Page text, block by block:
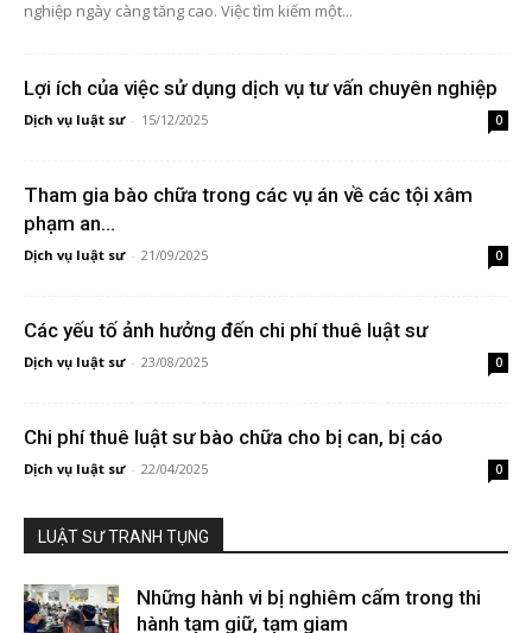
nghiệp ngày càng tăng cao. Việc tìm kiếm một...
Lợi ích của việc sử dụng dịch vụ tư vấn chuyên nghiệp
Dịch vụ luật sư - 15/12/2025 0
Tham gia bào chữa trong các vụ án về các tội xâm
phạm an...
Dịch vụ luật sư - 21/09/2025 0
Các yếu tố ảnh hưởng đến chi phí thuê luật sư
Dịch vụ luật sư - 23/08/2025 0
Chi phí thuê luật sư bào chữa cho bị can, bị cáo
Dịch vụ luật sư - 22/04/2025 0
LUẬT SƯ TRANH TỤNG
Những hành vi bị nghiêm cấm trong thi
hành tạm giữ, tạm giam